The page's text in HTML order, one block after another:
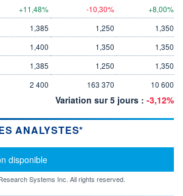
+11,48% -10,30%
+8,00%
1,385 1,250
1,350
1,400 1,350
1,350
1,385 1,250
1,350
2 400 163 370 10 600
Variation sur 5 jours : -3,12%
ANALYSTES*
disponible
Systems Inc. All rights reserved.